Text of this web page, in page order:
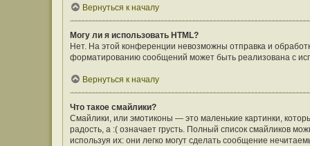
Вернуться к началу
Могу ли я использовать HTML?
Нет. На этой конференции невозможны отправка и
форматированию сообщений может быть реализована с
Вернуться к началу
Что такое смайлики?
Смайлики, или эмотиконы — это маленькие картинки,
радость, а :( означает грусть. Полный список смайликов
используя их: они легко могут сделать сообщение